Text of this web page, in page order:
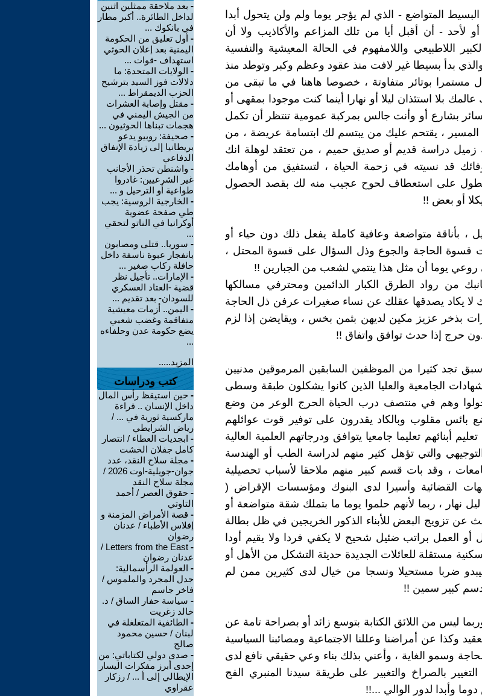
المتواضع - الذي لم يؤجر يوما ولم ولن يتحول أبدا
لأحد - أن أقبل أيا من تلك المزاعم والأكاذيب ولا أن
اللاطبيعي واللامفهوم في الحالة المعيشية والنفسية
والذي بدأ بسيطا غير لافت منذ عقود وعظم وكبر وتوطد منذ
مستمرا بوتائر متفاوتة ، خصوصا هاهنا في ما تبقى من
بلا استئذان ليلا أو نهارا أينما كنت موجودا بمقهى أو
بشارع أو وأنت جالس بمركبة عمومية تنتظر أن تكمل
المسير ، يقتحم عليك من يبتسم لك ابتسامة عريضة ، من
زميل دراسة قديم أو صديق حميم ، من تعتقد لوهلة انك
قد نسيته في زحمة الحياة ، لتستفيق من أوهامك
تطول على استعطاف لحوح عجيب منه لك بقصد الحصول
أو بعض !!
، بأناقة متواضعة وعافية كاملة يفعل ذلك دون حياء أو
قسوة الحاجة والجوع وذل السؤال على قسوة المحتل ،
يوما أن مثل هذا ينتمي لشعب من الجبارين !!
من رواد الطرق الكبار الدائمين ومحترفي مسالكها
لا يكاد يصدقها عقلك عن نساء صغيرات عرفن ذل الحاجة
بذخر عزيز مكين لديهن بثمن بخس ، ويقايضن إذا لزم
حرج إذا حدث توافق واتفاق !!
تجد كثيرا من الموظفين السابقين المرموقين مدنيين
الجامعية والعليا الذين كانوا يشكلون طبقة وسطى
وهم في منتصف درب الحياة الحرج الوعر من وضع
بائس مقلوب وبالكاد يقدرون على توفير قوت عوائلهم
أبنائهم تعليما جامعيا يتوافق ودرجاتهم العلمية العالية
والتي تؤهل كثير منهم لدراسة الطب أو الهندسة
، وقد بات قسم كبير منهم ملاحقا لأسباب تحصيلية
القضائية وأسيرا لدى البنوك ومؤسسات الإقراض (
نهار ، ربما لأنهم حلموا يوما ما بتملك شقة متواضعة أو
عن تزويج البعض للأبناء الذكور الخريجين في ظل بطالة
العمل براتب ضئيل شحيح لا يكفي فردا ولا يقيم أودا
مستقلة للعائلات الجديدة حديثة التشكل من الأهل أو
ضربا مستحيلا ونسجا من خيال لدى كثيرين ممن لم
دسم كبير سمين !!
ليس من اللائق الكتابة بتوسع زائد أو بصراحة تامة عن
وكذا عن أمراضنا وعللنا الاجتماعية ومصائبنا السياسية
وسمو الغاية ، وأعني بذلك بناء وعي حقيقي نافع لدى
بالصراخ والتغبير على طريقة سيدنا المنبري الفج
وأبدا لدور الوالي ...!!
- بعد ملاحقة ممثلين اثنين
لداخل الطائرة.. أكبر مطار
في بانكوك ...
- أول تعليق من الحكومة
اليمنية بعد إعلان الحوثي
استهداف -قوات ...
- الولايات المتحدة: ما
دلالات فوز السيد بترشيح
الحزب الديمقراط ...
- مقتل وإصابة العشرات
من الجيش اليمني في
هجمات تبناها الحوثيون ...
- صحيفة: روبيو يدعو
بريطانيا إلى زيادة الإنفاق
الدفاعي
- واشنطن تحذر الأجانب
غير الشرعيين: غادروا
طواعية أو الترحيل و ...
- الخارجية الروسية: يجب
طي صفحة عضوية
أوكرانيا في الناتو لتحقي
...
- سوريا.. قتلى ومصابون
بانفجار عبوة ناسفة داخل
حافلة ركاب صغير ...
- الإمارات.. تأجيل نظر
قضية -العتاد العسكري
للسودان- بعد تقديم ...
- اليمن.. أزمات معيشية
متفاقمة وغضب شعبي
يضع حكومة عدن وحلفاءه
...
المزيد.....
كتب ودراسات
- حين استيقظ رأس المال
داخل الإنسان .. قراءة
ماركسية ثورية في ... /
رياض الشرايطي
- ابجديات العطاء / انتصار
كامل جفلان الخشت
- مجلة سلاح النقد، عدد
جوان-جويلية-اوت 2026 /
مجلة سلاح النقد
- حقوق العصر / أحمد
التاوتي
- قصة الأمراض المزمنة و
إفلاس الأطباء / عدنان
رضوان
-
Letters from the East /
عدنان رضوان
- العولمة الرأسمالية:
جدل المجرد والملموس /
فاخر جاسم
- سياسة حفار الساق / د.
خالد زغريت
- الطائفية المتغلغلة في
لبنان / حسين محمود
صالح
- صدى دولي لكتاباتي: من
إحدى أبرز مفكرات اليسار
الإيطالي إلى أ ... / رزكار
عقراوي